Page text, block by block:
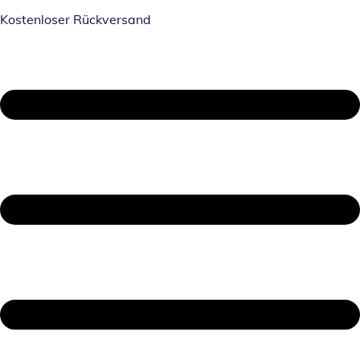
Kostenloser Rückversand